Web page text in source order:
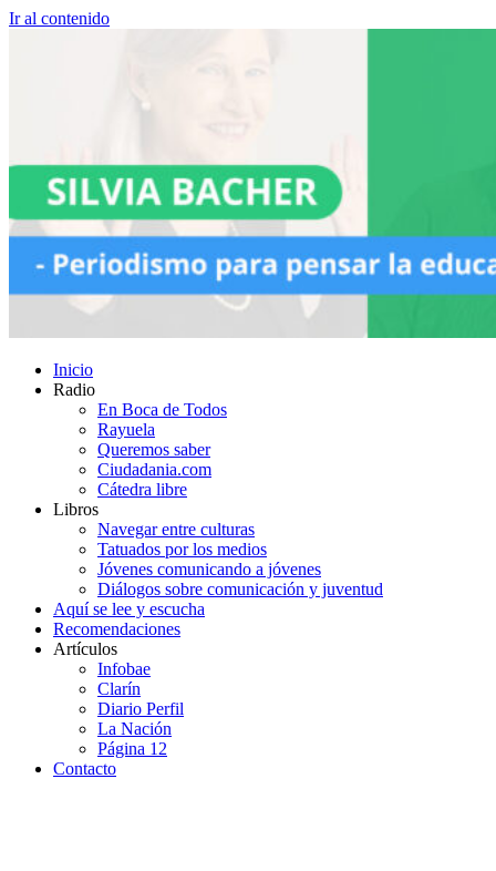
Ir al contenido
Inicio
Radio
En Boca de Todos
Rayuela
Queremos saber
Ciudadania.com
Cátedra libre
Libros
Navegar entre culturas
Tatuados por los medios
Jóvenes comunicando a jóvenes
Diálogos sobre comunicación y juventud
Aquí se lee y escucha
Recomendaciones
Artículos
Infobae
Clarín
Diario Perfil
La Nación
Página 12
Contacto